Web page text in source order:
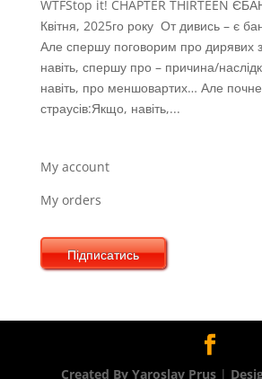
WTFStop it! CHAPTER THIRTEEN
Квітня, 2025го року От дивись – є
Але спершу поговорим про дирявих
навіть, спершу про – причина/
навіть, про меншовартих… Але
страусів:Якщо, навіть,...
My account
My orders
Підписатись
Created By Yaroslav Prus |